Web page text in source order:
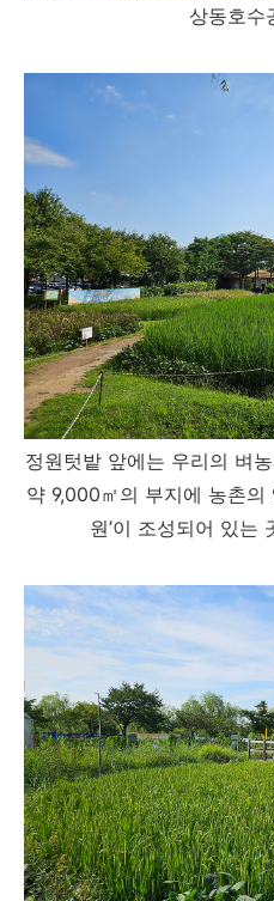
상동호수
정원텃밭 앞에는 우리의 벼
약 9,000㎡의 부지에 농촌의
원’이 조성되어 있는